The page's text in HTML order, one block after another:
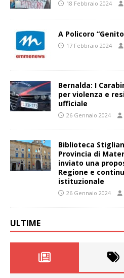
18 Febbraio 2024
A Policoro
17 Febbraio 2024
Bernalda: I
per violenza e
ufficiale
26 Gennaio 2024
Biblioteca
Provincia di
inviato una
Regione e
istituzionale
26 Gennaio 2024
ULTIME